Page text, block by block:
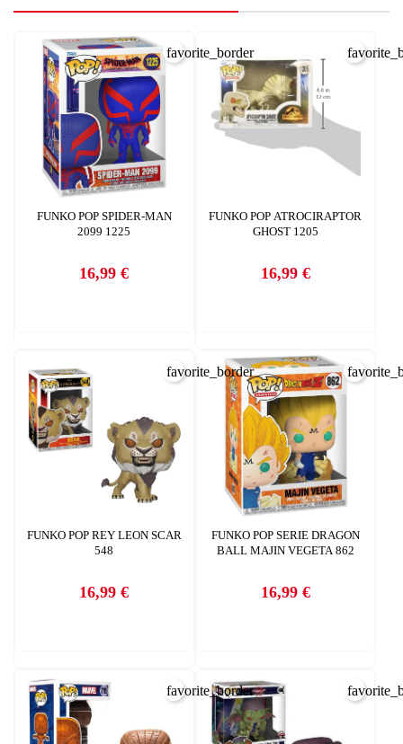
FUNKO POP SPIDER-MAN
2099 1225
Precio
16,99 €
favorite_border
FUNKO POP ATROCIRAPTOR
GHOST 1205
Precio
16,99 €
FUNKO POP REY LEON SCAR
548
Precio
16,99 €
favorite_border
FUNKO POP SERIE DRAGON
BALL MAJIN VEGETA 862
Precio
16,99 €
favorite_border
CREAR LISTA DE DESEOS
Nombre de la lista de deseos
CREAR LISTA DE DESEOS
INICIAR SESIÓN
Debe iniciar sesión para guardar productos en su lista de deseos.
INICIAR SESIÓN